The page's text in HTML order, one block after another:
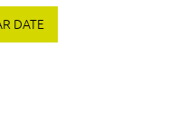
DATE